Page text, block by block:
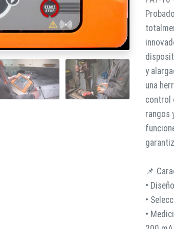
y
una
control
rangos
📌
•
•
•